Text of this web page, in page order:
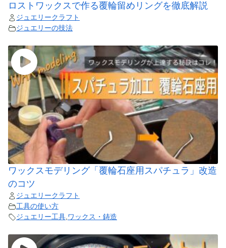
ロストワックスで作る覆輪留めリングを徹底解説
ジュエリークラフト
ジュエリーの技法
ワックスモデリング「覆輪石座用スパチュラ」改造
のコツ
ジュエリークラフト
工具の使い方
ジュエリー工具,ワックス・鋳造